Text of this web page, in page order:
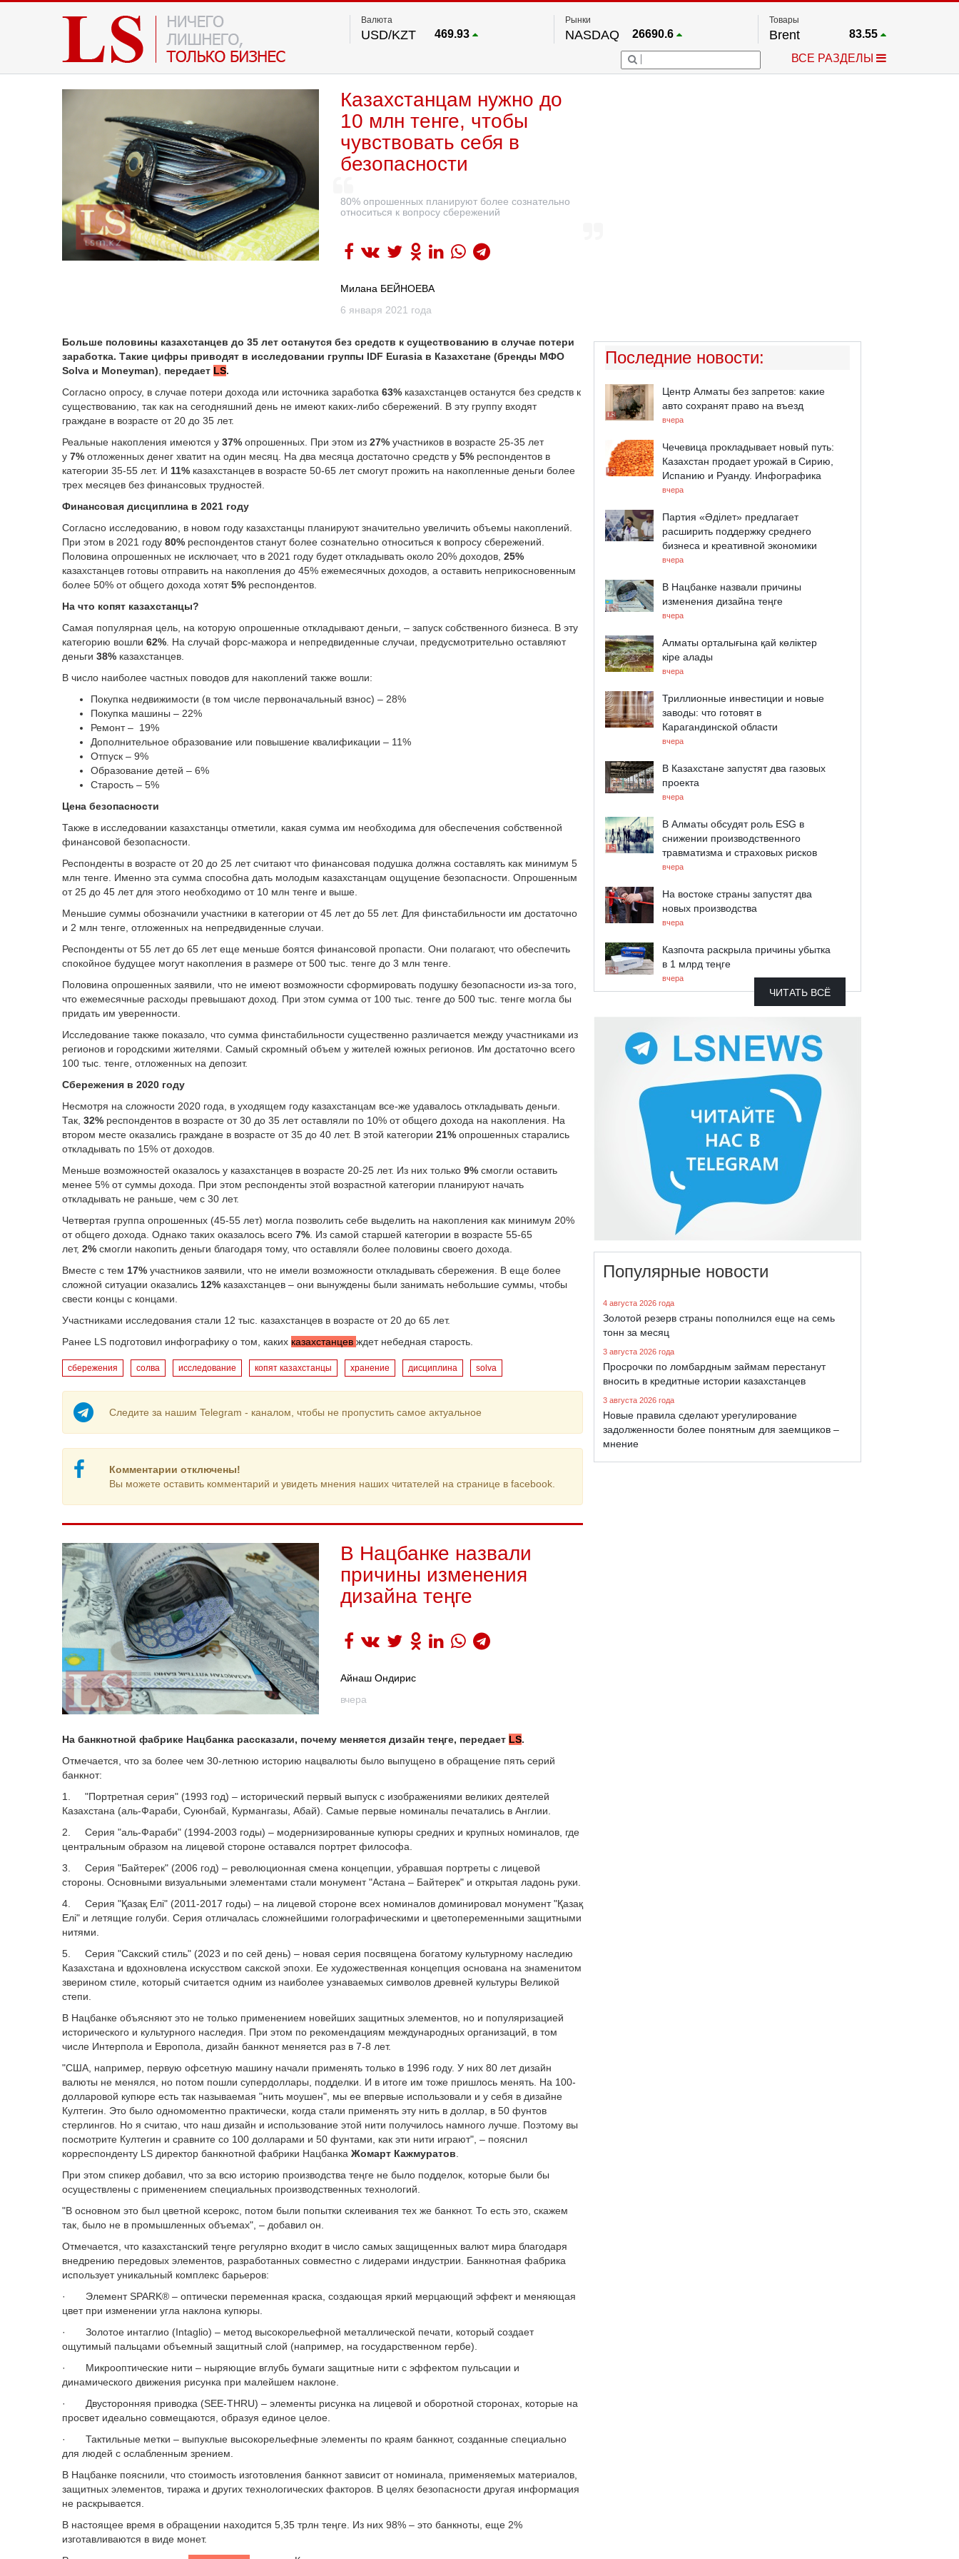
Валюта
USD/KZT 469.93
Рынки
NASDAQ 26690.6
FTSE 100 67.17
54036.9
Товары
Brent 83.55
Платина
2.672
ВСЕ РАЗДЕЛЫ
Казахстанцам нужно до
10 млн тенге, чтобы
чувствовать себя в
безопасности
80% опрошенных планируют более сознательно
относиться к вопросу сбережений
Милана БЕЙНОЕВА
6 января 2021 года
Больше половины казахстанцев до 35 лет останутся без средств к существованию в случае потери
заработка. Такие цифры приводят в исследовании группы IDF Eurasia в Казахстане (бренды МФО
Solva и Moneyman)
передает LS.
Согласно опросу, в случае потери дохода или источника заработка 63% казахстанцев останутся без средств к
существованию, так как на сегодняшний день не имеют каких-либо сбережений. В эту группу входят
граждане в возрасте от 20 до 35 лет.
Реальные накопления имеются у 37% опрошенных. При этом из 27% участников в возрасте 25-35 лет
у 7% отложенных денег хватит на один месяц. На два месяца достаточно средств у 5% респондентов в
категории 35-55 лет. И 11% казахстанцев в возрасте 50-65 лет смогут прожить на накопленные деньги более
трех месяцев без финансовых трудностей.
Финансовая дисциплина в 2021 году
Согласно исследованию, в новом году казахстанцы планируют значительно увеличить объемы накоплений.
При этом в 2021 году 80% респондентов станут более сознательно относиться к вопросу сбережений.
Половина опрошенных не исключает, что в 2021 году будет откладывать около 20% доходов, 25%
казахстанцев готовы отправить на накопления до 45% ежемесячных доходов, а оставить неприкосновенным
более 50% от общего дохода хотят5% респондентов.
На что копят казахстанцы?
Самая популярная цель, на которую опрошенные откладывают деньги, – запуск собственного бизнеса. В эту
категорию вошли 62% . На случай форс-мажора и непредвиденные случаи, предусмотрительно оставляют
деньги 38% казахстанцев.
В число наиболее частных поводов для накоплений также вошли:
Покупка недвижимости (в том числе первоначальный взнос) – 28%
Покупка машины – 22%
Ремонт – 19%
Дополнительное образование или повышение квалификации – 11%
Отпуск – 9%
Образование детей – 6%
Старость – 5%
Цена безопасности
Также в исследовании казахстанцы отметили, какая сумма им необходима для обеспечения собственной
финансовой безопасности.
Респонденты в возрасте от 20 до 25 лет считают что финансовая подушка должна составлять как минимум 5
млн тенге. Именно эта сумма способна дать молодым казахстанцам ощущение безопасности. Опрошенным
от 25 до 45 лет для этого необходимо от 10 млн тенге и выше.
Меньшие суммы обозначили участники в категории от 45 лет до 55 лет. Для финстабильности им достаточно
и 2 млн тенге, отложенных на непредвиденные случаи.
Респонденты от 55 лет до 65 лет еще меньше боятся финансовой пропасти. Они полагают, что обеспечить
спокойное будущее могут накопления в размере от 500 тыс. тенге до 3 млн тенге.
Половина опрошенных заявили, что не имеют возможности сформировать подушку безопасности из-за того,
что ежемесячные расходы превышают доход. При этом сумма от 100 тыс. тенге до 500 тыс. тенге могла бы
придать им уверенности.
Исследование также показало, что сумма финстабильности существенно различается между участниками из
регионов и городскими жителями. Самый скромный объем у жителей южных регионов. Им достаточно всего
100 тыс. тенге, отложенных на депозит.
Сбережения в 2020 году
Несмотря на сложности 2020 года, в уходящем году казахстанцам все-же удавалось откладывать деньги.
Так, 32% респондентов в возрасте от 30 до 35 лет оставляли по 10% от общего дохода на накопления. На
втором месте оказались граждане в возрасте от 35 до 40 лет. В этой категории 21% опрошенных старались
откладывать по 15% от доходов.
Меньше возможностей оказалось у казахстанцев в возрасте 20-25 лет. Из них только 9% смогли оставить
менее 5% от суммы дохода. При этом респонденты этой возрастной категории планируют начать
откладывать не раньше, чем с 30 лет.
Четвертая группа опрошенных (45-55 лет) могла позволить себе выделить на накопления как минимум 20%
от общего дохода. Однако таких оказалось всего 7% . Из самой старшей категории в возрасте 55-65
лет, 2% смогли накопить деньги благодаря тому, что оставляли более половины своего дохода.
Вместе с тем 17% участников заявили, что не имели возможности откладывать сбережения. В еще более
сложной ситуации оказались 12% казахстанцев – они вынуждены были занимать небольшие суммы, чтобы
свести концы с концами.
Участниками исследования стали 12 тыс. казахстанцев в возрасте от 20 до 65 лет.
Ранее LS подготовил инфографику о том, каких казахстанцев ждет небедная старость.
сбережения солва исследование копят казахстанцы хранение дисциплина solva
Следите за нашим Telegram - каналом, чтобы не пропустить самое актуальное
Комментарии отключены!
Вы можете оставить комментарий и увидеть мнения наших читателей на странице в facebook.
В Нацбанке назвали
причины изменения
дизайна теңге
Айнаш Ондирис
вчера
На банкнотной фабрике Нацбанка рассказали, почему меняется дизайн теңге, передает LS.
Отмечается, что за более чем 30-летнюю историю нацвалюты было выпущено в обращение пять серий
банкнот:
1. "Портретная серия" (1993 год) – исторический первый выпуск с изображениями великих деятелей
Казахстана (аль-Фараби, Суюнбай, Курмангазы, Абай). Самые первые номиналы печатались в Англии.
2. Серия "аль-Фараби" (1994-2003 годы) – модернизированные купюры средних и крупных номиналов, где
центральным образом на лицевой стороне оставался портрет философа.
3. Серия "Байтерек" (2006 год) – революционная смена концепции, убравшая портреты с лицевой
стороны. Основными визуальными элементами стали монумент "Астана – Байтерек" и открытая ладонь руки.
4. Серия "Қазақ Елі" (2011-2017 годы) – на лицевой стороне всех номиналов доминировал монумент "Қазақ
Елі" и летящие голуби. Серия отличалась сложнейшими голографическими и цветопеременными защитными
нитями.
5. Серия "Сакский стиль" (2023 и по сей день) – новая серия посвящена богатому культурному наследию
Казахстана и вдохновлена искусством сакской эпохи. Ее художественная концепция основана на знаменитом
зверином стиле, который считается одним из наиболее узнаваемых символов древней культуры Великой
степи.
В Нацбанке объясняют это не только применением новейших защитных элементов, но и популяризацией
исторического и культурного наследия. При этом по рекомендациям международных организаций, в том
числе Интерпола и Европола, дизайн банкнот меняется раз в 7-8 лет.
"США, например, первую офсетную машину начали применять только в 1996 году. У них 80 лет дизайн
валюты не менялся, но потом пошли супердоллары, подделки. И в итоге им тоже пришлось менять. На 100-
долларовой купюре есть так называемая "нить моушен", мы ее впервые использовали и у себя в дизайне
Култегин. Это было одномоментно практически, когда стали применять эту нить в доллар, в 50 фунтов
стерлингов. Но я считаю, что наш дизайн и использование этой нити получилось намного лучше. Поэтому вы
посмотрите Култегин и сравните со 100 долларами и 50 фунтами, как эти нити играют", – пояснил
корреспонденту LS директор банкнотной фабрики Нацбанка Жомарт Кажмуратов
При этом спикер добавил, что за всю историю производства теңге не было подделок, которые были бы
осуществлены с применением специальных производственных технологий.
"В основном это был цветной ксерокс, потом были попытки склеивания тех же банкнот. То есть это, скажем
так, было не в промышленных объемах", – добавил он.
Отмечается, что казахстанский теңге регулярно входит в число самых защищенных валют мира благодаря
внедрению передовых элементов, разработанных совместно с лидерами индустрии. Банкнотная фабрика
использует уникальный комплекс барьеров:
· Элемент SPARK® – оптически переменная краска, создающая яркий мерцающий эффект и меняющая
цвет при изменении угла наклона купюры.
· Золотое интаглио (Intaglio) – метод высокорельефной металлической печати, который создает
ощутимый пальцами объемный защитный слой (например, на государственном гербе).
· Микрооптические нити – ныряющие вглубь бумаги защитные нити с эффектом пульсации и
динамического движения рисунка при малейшем наклоне.
· Двусторонняя приводка (SEE-THRU) – элементы рисунка на лицевой и оборотной сторонах, которые на
просвет идеально совмещаются, образуя единое целое.
· Тактильные метки – выпуклые высокорельефные элементы по краям банкнот, созданные специально
для людей с ослабленным зрением.
В Нацбанке пояснили, что стоимость изготовления банкнот зависит от номинала, применяемых материалов,
защитных элементов, тиража и других технологических факторов. В целях безопасности другая информация
не раскрывается.
В настоящее время в обращении находится 5,35 трлн теңге. Из них 98% – это банкноты, еще 2%
изготавливаются в виде монет.
Последние новости:
Центр Алматы без запретов: какие
авто сохранят право на въезд
вчера
Чечевица прокладывает новый путь:
Казахстан продает урожай в Сирию,
Испанию и Руанду. Инфографика
вчера
Партия «Әділет» предлагает
расширить поддержку среднего
бизнеса и креативной экономики
вчера
В Нацбанке назвали причины
изменения дизайна теңге
вчера
Алматы орталығына қай көліктер
кіре алады
вчера
Триллионные инвестиции и новые
заводы: что готовят в
Карагандинской области
вчера
В Казахстане запустят два газовых
проекта
вчера
В Алматы обсудят роль ESG в
снижении производственного
травматизма и страховых рисков
вчера
На востоке страны запустят два
новых производства
вчера
Казпочта раскрыла причины убытка
в 1 млрд теңге
вчера
ЧИТАТЬ ВСЁ
Популярные новости
4 августа 2026 года
Золотой резерв страны пополнился еще на семь
тонн за месяц
3 августа 2026 года
Просрочки по ломбардным займам перестанут
вносить в кредитные истории казахстанцев
3 августа 2026 года
Новые правила сделают урегулирование
задолженности более понятным для заемщиков –
мнение